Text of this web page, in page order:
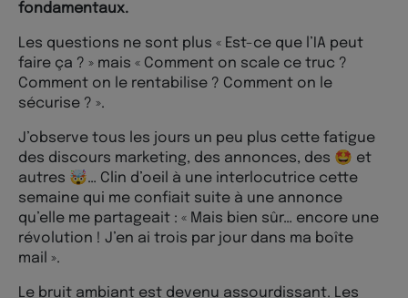
fondamentaux.
Les questions ne sont plus « Est-ce que l’IA peut
faire ça ? » mais « Comment on scale ce truc ?
Comment on le rentabilise ? Comment on le
sécurise ? ».
J’observe tous les jours un peu plus cette fatigue
des discours marketing, des annonces, des 🤩 et
autres 🤯… Clin d’oeil à une interlocutrice cette
semaine qui me confiait suite à une annonce
qu’elle me partageait : « Mais bien sûr… encore une
révolution ! J’en ai trois par jour dans ma boîte
mail ».
Le bruit ambiant est devenu assourdissant. Les